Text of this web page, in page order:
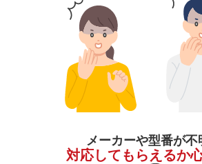
メーカーや型番が不
対応してもらえるか